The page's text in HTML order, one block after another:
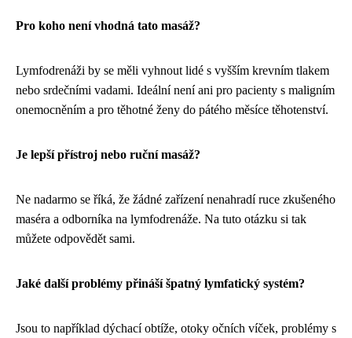
Pro koho není vhodná tato masáž?
Lymfodrenáži by se měli vyhnout lidé s vyšším krevním tlakem
nebo srdečními vadami. Ideální není ani pro pacienty s maligním
onemocněním a pro těhotné ženy do pátého měsíce těhotenství.
Je lepší přístroj nebo ruční masáž?
Ne nadarmo se říká, že žádné zařízení nenahradí ruce zkušeného
maséra a odborníka na lymfodrenáže. Na tuto otázku si tak
můžete odpovědět sami.
Jaké další problémy přináší špatný lymfatický systém?
Jsou to například dýchací obtíže, otoky očních víček, problémy s